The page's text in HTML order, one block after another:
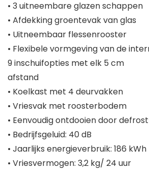
• 3 uitneembare glazen schappen
• Afdekking groentevak van glas
• Uitneembaar flessenrooster
• Flexibele vormgeving van de
9 inschuifopties met elk 5 cm
afstand
• Koelkast met 4 deurvakken
• Vriesvak met roosterbodem
• Eenvoudig ontdooien door
• Bedrijfsgeluid: 40 dB
• Jaarlijks energieverbruik: 186 kWh
• Vriesvermogen: 3,2 kg/ 24 uur